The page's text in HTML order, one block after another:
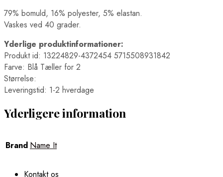
79% bomuld, 16% polyester, 5% elastan.
Vaskes ved 40 grader.
Yderlige produktinformationer:
Produkt id: 13224829-4372454 5715508931842
Farve: Blå Tæller for 2
Størrelse:
Leveringstid: 1-2 hverdage
Yderligere information
Brand Name It
Kontakt os